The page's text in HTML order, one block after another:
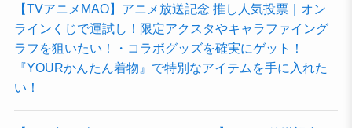
【TVアニメMAO】アニメ放送記念 推し人気投票｜オン
ラインくじで運試し！限定アクスタやキャラファイング
ラフを狙いたい！・コラボグッズを確実にゲット！
『YOURかんたん着物』で特別なアイテムを手に入れた
い！